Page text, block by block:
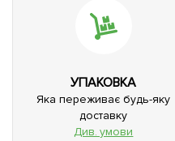
УПАКОВКА
Яка переживає будь-яку
доставку
Див. умови